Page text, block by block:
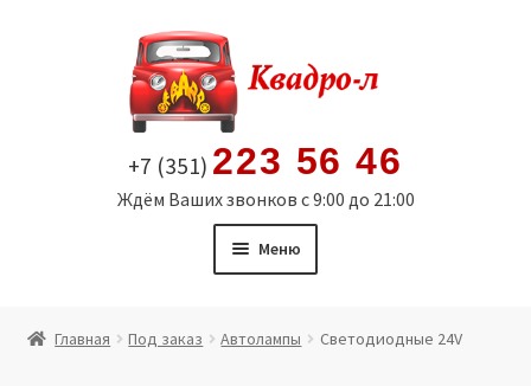
содержимому
+7 (351) 223 56 46
Ждём Ваших звонков с 9:00 до 21:00
Меню
Главная Под заказ Автолампы Светодиодные 24V